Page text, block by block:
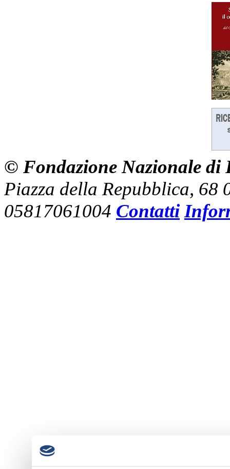
© Fondazione Nazionale di
Piazza della Repubblica, 68
05817061004 Contatti